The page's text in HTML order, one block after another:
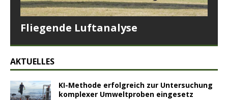
Fliegende Luftanalyse
AKTUELLES
KI-Methode erfolgreich zur Untersuchung
komplexer Umweltproben eingesetz